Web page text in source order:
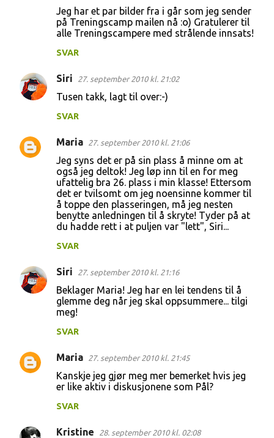
r
Jeg har et par bilder fra i går som jeg sender
på Treningscamp mailen nå :o) Gratulerer til
alle Treningscampere med strålende innsats!
SVAR
Siri 27. september 2010 kl. 21:02
Tusen takk, lagt til over:-)
SVAR
Maria 27. september 2010 kl. 21:06
Jeg syns det er på sin plass å minne om at
også jeg deltok! Jeg løp inn til en for meg
ufattelig bra 26. plass i min klasse! Ettersom
det er tvilsomt om jeg noensinne kommer til
å toppe den plasseringen, må jeg nesten
benytte anledningen til å skryte! Tyder på at
du hadde rett i at puljen var "lett", Siri...
SVAR
Siri 27. september 2010 kl. 21:16
Beklager Maria! Jeg har en lei tendens til å
glemme deg når jeg skal oppsummere... tilgi
meg!
SVAR
Maria 27. september 2010 kl. 21:45
Kanskje jeg gjør meg mer bemerket hvis jeg
er like aktiv i diskusjonene som Pål?
SVAR
Kristine 28. september 2010 kl. 02:08